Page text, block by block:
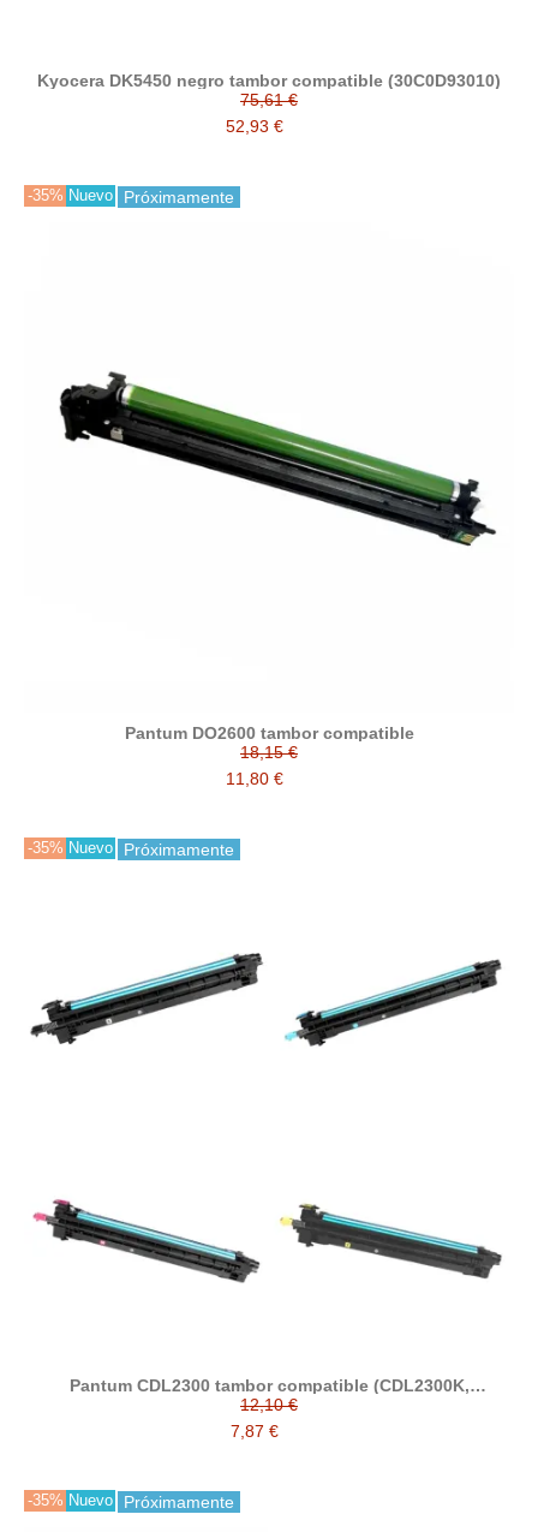
Kyocera DK5450 negro tambor compatible (30C0D93010)
75,61 €
52,93 €
-35% Nuevo Próximamente
Pantum DO2600 tambor compatible
18,15 €
11,80 €
-35% Nuevo Próximamente
Pantum CDL2300 tambor compatible (CDL2300K,
CDL2300C, CDL2300M, CDL2300Y)
12,10 €
7,87 €
-35% Nuevo Próximamente